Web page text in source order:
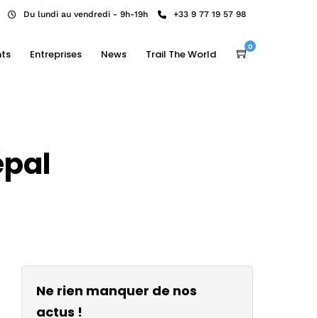
Du lundi au vendredi - 9h-19h +33 9 77 19 57 98
Entreprises News Trail The World
0
Ne rien manquer de nos
actus !